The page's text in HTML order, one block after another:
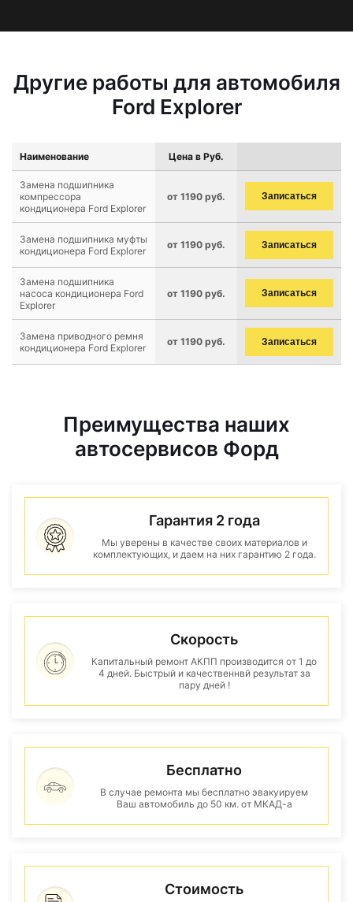
Другие работы для автомобиля
Ford Explorer
Наименование Цена в Руб.
Замена подшипника
компрессора
кондиционера Ford Explorer
от 1190 руб. Записаться
Замена подшипника муфты
кондиционера Ford Explorer
от 1190 руб. Записаться
Замена подшипника
насоса кондиционера Ford
Explorer
от 1190 руб. Записаться
Замена приводного ремня
кондиционера Ford Explorer
от 1190 руб. Записаться
Преимущества наших
автосервисов Форд
Гарантия 2 года
Мы уверены в качестве своих материалов и
комплектующих, и даем на них гарантию 2 года.
Скорость
Капитальный ремонт АКПП производится от 1 до
4 дней. Быстрый и качественнвй результат за
пару дней !
Бесплатно
В случае ремонта мы бесплатно эвакуируем
Ваш автомобиль до 50 км. от МКАД-а
Стоимость